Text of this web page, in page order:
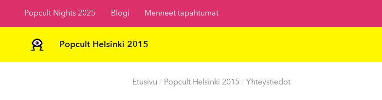
Popcult Nights 2025 Blogi Menneet tapahtumat
Popcult Helsinki 2015
Etusivu / Popcult Helsinki 2015 / Yhteystiedot